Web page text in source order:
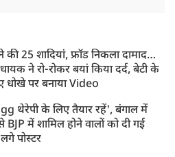
के बीच आज होगी तीसरे दौर
अभियान, सीएम योगी लखनऊ
की 25 शादियां, फ्रॉड निकला दामाद…
ने रो-रोकर बयां किया दर्द, बेटी के
धोखे पर बनाया Video
थेरेपी के लिए तैयार रहें', बंगाल में
BJP में शामिल होने वालों को दी गई
लगे पोस्टर